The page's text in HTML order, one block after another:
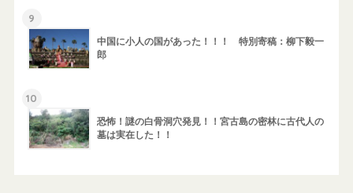
9
中国に小人の国があった！！！ 特別寄稿：柳下毅一
郎
10
恐怖！謎の白骨洞穴発見！！宮古島の密林に古代人の
墓は実在した！！